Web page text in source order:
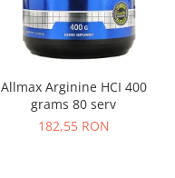
Allmax Arginine HCI 400
grams 80 serv
182,55 RON